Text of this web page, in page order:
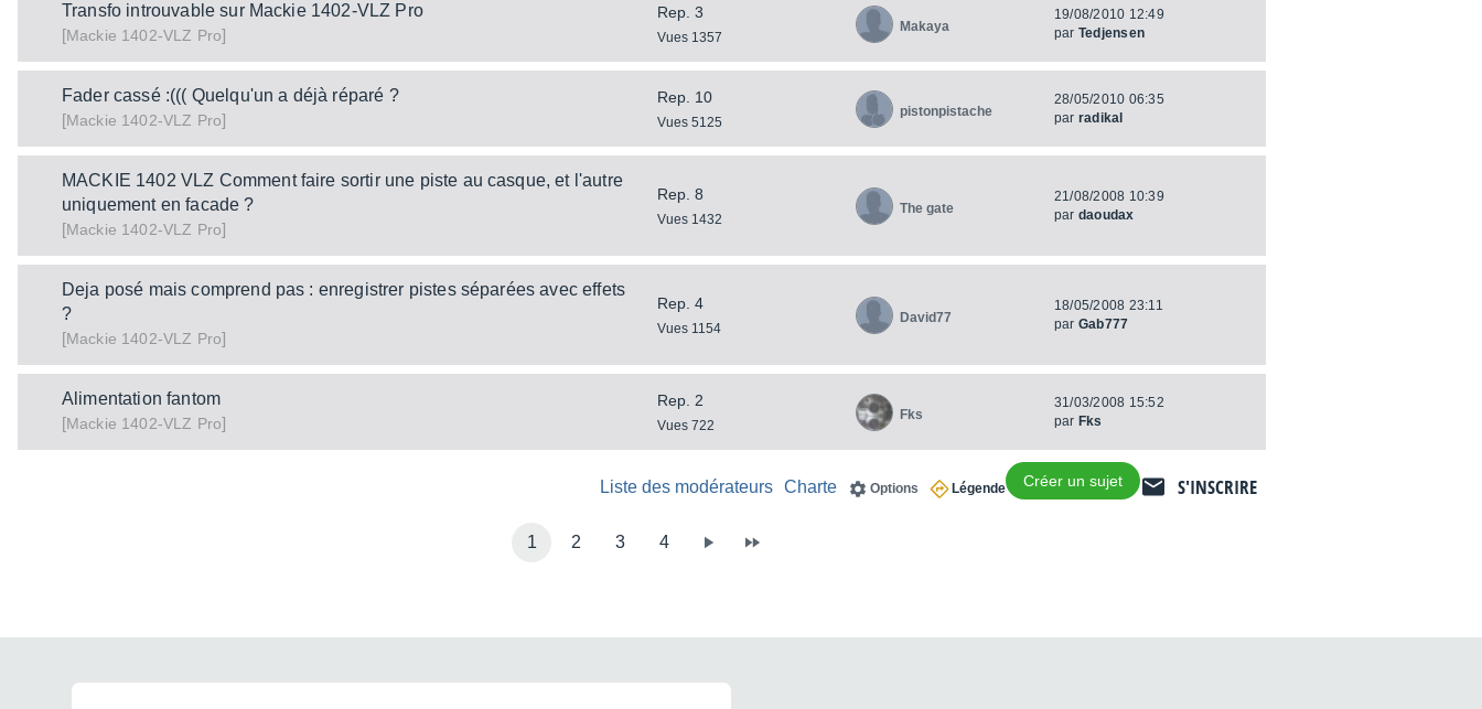
Transfo introuvable sur Mackie 1402-VLZ Pro
[Mackie 1402-VLZ Pro]
Rep. 3
Vues 1357
Makaya
19/08/2010 12:49
par Tedjensen
Fader cassé :((( Quelqu'un a déjà réparé ?
[Mackie 1402-VLZ Pro]
Rep. 10
Vues 5125
pistonpistache
28/05/2010 06:35
par radikal
MACKIE 1402 VLZ Comment faire sortir une piste au casque, et l'autre
uniquement en facade ?
[Mackie 1402-VLZ Pro]
Rep. 8
Vues 1432
The gate
21/08/2008 10:39
par daoudax
Deja posé mais comprend pas : enregistrer pistes séparées avec effets
?
[Mackie 1402-VLZ Pro]
Rep. 4
Vues 1154
David77
18/05/2008 23:11
par Gab777
Alimentation fantom
[Mackie 1402-VLZ Pro]
Rep. 2
Vues 722
Fks
31/03/2008 15:52
par Fks
S'INSCRIRE
Créer un sujet
Légende
Options
Charte
Liste des modérateurs
1 2 3 4